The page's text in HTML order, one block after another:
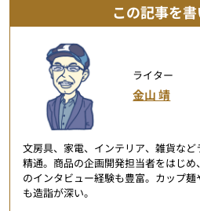
この記事を
ライター
金山 靖
文房具、家電、インテリア、雑貨な
精通。商品の企画開発担当者をはじ
のインタビュー経験も豊富。カップ
も造詣が深い。